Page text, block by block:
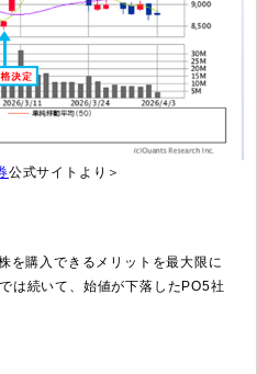
公式サイトより＞
を購入できるメリットを最大限に
は続いて、始値が下落したPO5社